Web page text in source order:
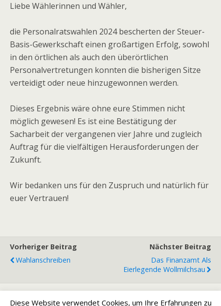
Liebe Wählerinnen und Wähler,
die Personalratswahlen 2024 bescherten der Steuer-
Basis-Gewerkschaft einen großartigen Erfolg, sowohl
in den örtlichen als auch den überörtlichen
Personalvertretungen konnten die bisherigen Sitze
verteidigt oder neue hinzugewonnen werden.
Dieses Ergebnis wäre ohne eure Stimmen nicht
möglich gewesen! Es ist eine Bestätigung der
Sacharbeit der vergangenen vier Jahre und zugleich
Auftrag für die vielfältigen Herausforderungen der
Zukunft.
Wir bedanken uns für den Zuspruch und natürlich für
euer Vertrauen!
Vorheriger Beitrag
Wahlanschreiben
Nächster Beitrag
Das Finanzamt Als
Eierlegende Wollmilchsau
Diese Website verwendet Cookies, um Ihre Erfahrungen zu